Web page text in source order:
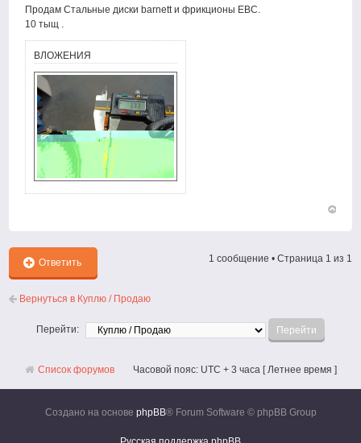
Продам Стальные диски barnett и фрикционы EBC.
10 тыщ .
ВЛОЖЕНИЯ
началу
Ответить
1 сообщение • Страница 1 из 1
Вернуться в Куплю / Продаю
Перейти:
Список форумов Часовой пояс: UTC + 3 часа [ Летнее время ]
Создано на основе phpBB® Forum Software © phpBB Group